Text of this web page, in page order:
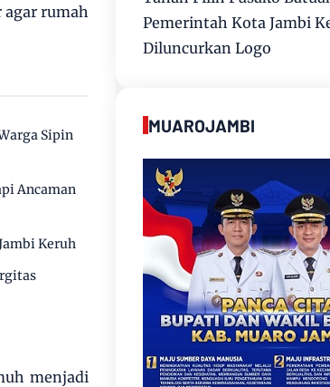
agar rumah
Sipin
Ancaman
Keruh
menjadi
Pemerintah Kota Jambi
Diluncurkan Logo
MUAROJAMBI